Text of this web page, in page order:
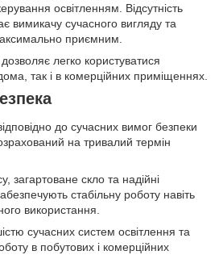
освітленням. Відсутність
вимикачу сучасного вигляду та
приємним.
легко користуватися
так і в комерційних приміщеннях.
до сучасних вимог безпеки
на тривалий термін
загартоване скло та надійні
стабільну роботу навіть
використання.
сучасних систем освітлення та
в побутових і комерційних